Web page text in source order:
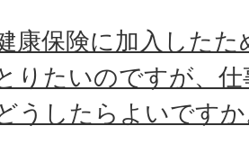
康保険に加入した
りたいのですが、
うしたらよいです